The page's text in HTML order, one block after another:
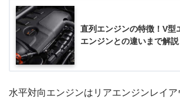
直列エンジンの特徴！V型
エンジンとの違いまで解説
水平対向エンジンはリアエンジンレイ